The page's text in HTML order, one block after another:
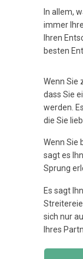
In allem,
immer
Ihren
besten
Wenn Sie
dass Sie
werden.
die Sie
Wenn Sie
sagt es
Sprung
Es sagt
sich nur
Ihres